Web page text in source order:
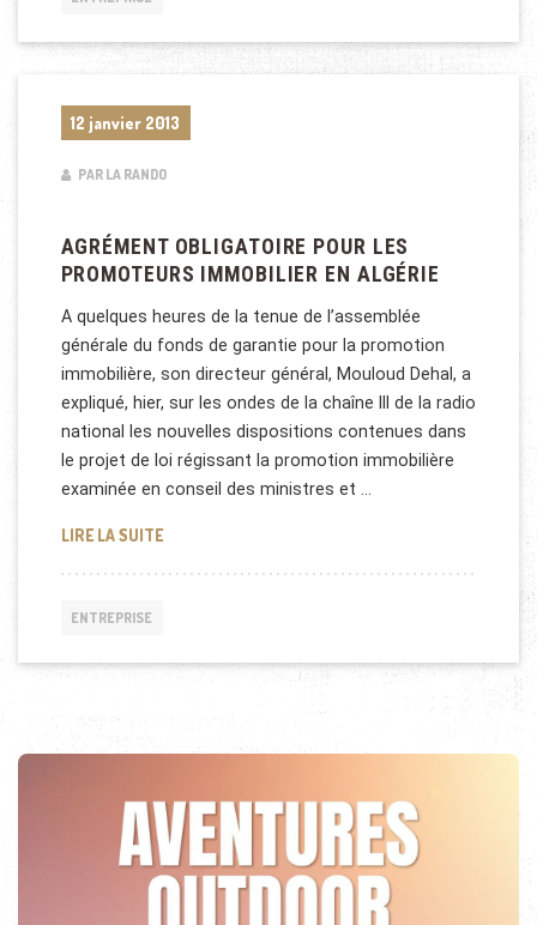
12 janvier 2013
PAR LA RANDO
AGRÉMENT OBLIGATOIRE POUR LES
PROMOTEURS IMMOBILIER EN ALGÉRIE
A quelques heures de la tenue de l’assemblée
générale du fonds de garantie pour la promotion
immobilière, son directeur général, Mouloud Dehal, a
expliqué, hier, sur les ondes de la chaîne III de la radio
national les nouvelles dispositions contenues dans
le projet de loi régissant la promotion immobilière
examinée en conseil des ministres et …
LIRE LA SUITEAGRÉMENT OBLIGATOIRE POUR LES PROMOTEURS
ENTREPRISE